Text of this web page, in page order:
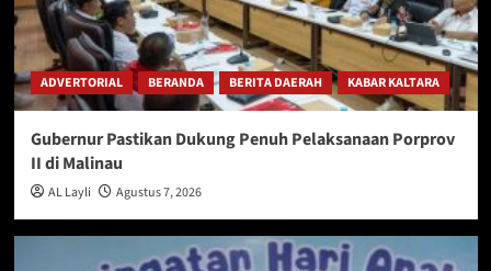
ADVERTORIAL BERANDA BERITA DAERAH KABAR KALTARA
Gubernur Pastikan Dukung Penuh Pelaksanaan Porprov
II di Malinau
AL Layli Agustus 7, 2026